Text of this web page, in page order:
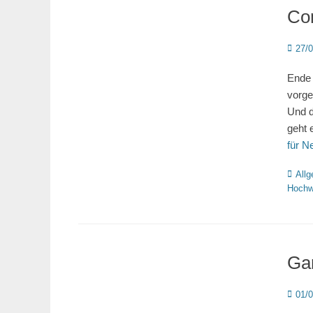
27/
Und
geht
für
01/